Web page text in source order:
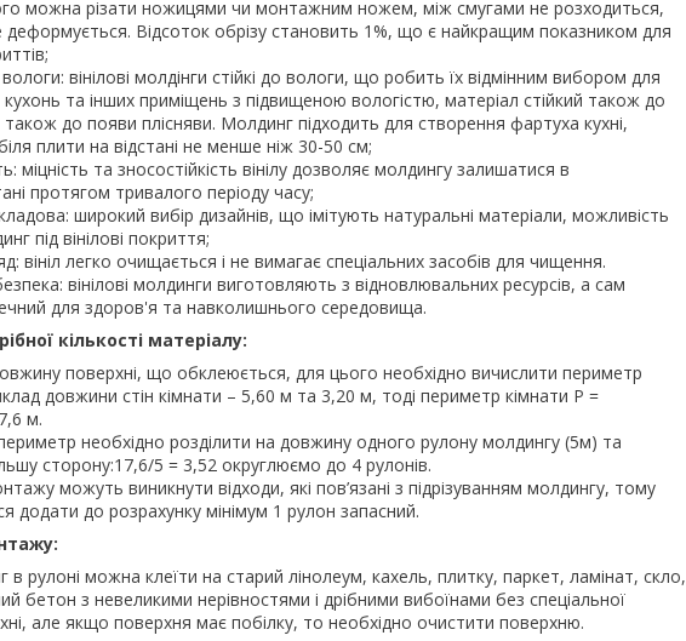
можна різати ножицями чи монтажним ножем, між смугами не розходиться,
деформується. Відсоток обрізу становить 1%, що є найкращим показником для
вологи: вінілові молдінги стійкі до вологи, що робить їх відмінним вибором для
кухонь та інших приміщень з підвищеною вологістю, матеріал стійкий також до
до появи плісняви. Молдинг підходить для створення фартуха кухні,
плити на відстані не менше ніж 30-50 см;
міцність та зносостійкість вінілу дозволяє молдингу залишатися в
протягом тривалого періоду часу;
широкий вибір дизайнів, що імітують натуральні матеріали, можливість
під вінілові покриття;
вініл легко очищається і не вимагає спеціальних засобів для чищення.
вінілові молдинги виготовляють з відновлювальних ресурсів, а сам
для здоров'я та навколишнього середовища.
кількості матеріалу:
поверхні, що обклеюється, для цього необхідно вичислити периметр
довжини стін кімнати – 5,60 м та 3,20 м, тоді периметр кімнати Р =
м.
необхідно розділити на довжину одного рулону молдингу (5м) та
сторону:17,6/5 = 3,52 округлюємо до 4 рулонів.
можуть виникнути відходи, які пов’язані з підрізуванням молдингу, тому
додати до розрахунку мінімум 1 рулон запасний.
в рулоні можна клеїти на старий лінолеум, кахель, плитку, паркет, ламінат, скло,
бетон з невеликими нерівностями і дрібними вибоїнами без спеціальної
але якщо поверхня має побілку, то необхідно очистити поверхню.